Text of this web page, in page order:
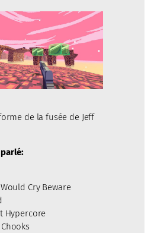
de la fusée de Jeff
Cry Beware
Hypercore